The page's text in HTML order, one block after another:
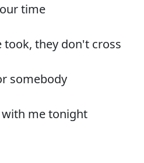
time
took, they don't cross
somebody
me tonight